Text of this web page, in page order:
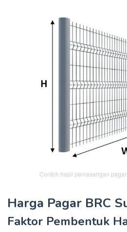
Contoh hasil pemasangan
Harga Pagar BRC
Faktor Pembentuk